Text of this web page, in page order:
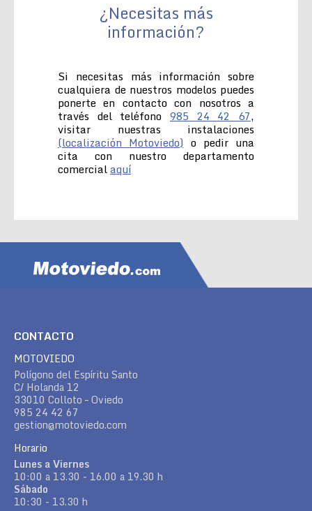
¿Necesitas más
información?
Si necesitas más información sobre
cualquiera de nuestros modelos puedes
ponerte en contacto con nosotros a
través del teléfono 985 24 42 67,
visitar nuestras instalaciones
(localización Motoviedo) o pedir una
cita con nuestro departamento
comercialaquí
CONTACTO
MOTOVIEDO
Polígono del Espíritu Santo
C/ Holanda 12
33010 Colloto – Oviedo
985 24 42 67
gestion@motoviedo.com
Horario
Lunes a Viernes
10:00 a 13.30 - 16.00 a 19.30 h
Sábado
10:30 - 13.30 h